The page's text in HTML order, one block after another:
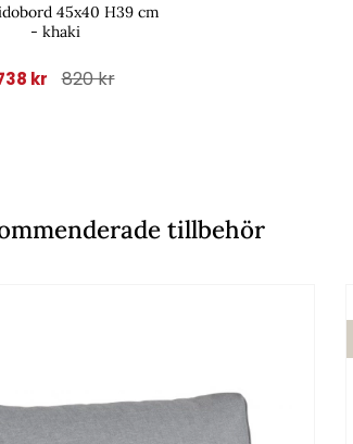
45x40 H39 cm
- khaki
kr 820 kr
tillbehör